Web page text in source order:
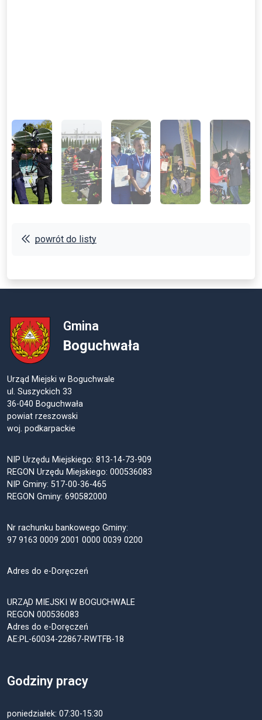
powrót do listy
Gmina
Boguchwała
Urząd Miejski w Boguchwale
ul. Suszyckich 33
36-040 Boguchwała
powiat rzeszowski
woj. podkarpackie
NIP Urzędu Miejskiego: 813-14-73-909
REGON Urzędu Miejskiego: 000536083
NIP Gminy: 517-00-36-465
REGON Gminy: 690582000
Nr rachunku bankowego Gminy:
97 9163 0009 2001 0000 0039 0200
Adres do e-Doręczeń
URZĄD MIEJSKI W BOGUCHWALE
REGON 000536083
Adres do e-Doręczeń
AE:PL-60034-22867-RWTFB-18
Godziny pracy
poniedziałek: 07:30-15:30